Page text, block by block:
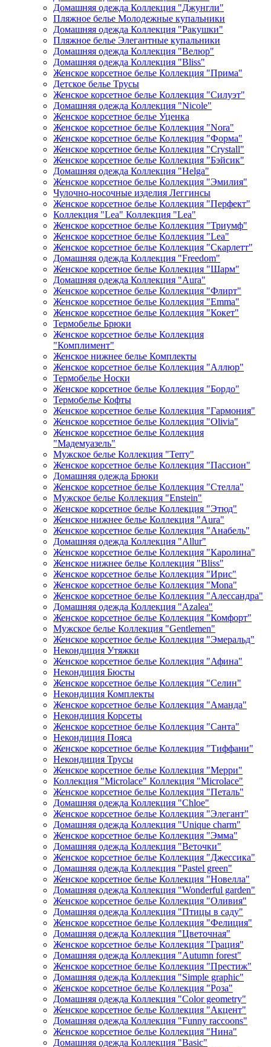
Домашняя одежда Коллекция "Джунгли"
Пляжное белье Молодежные купальники
Домашняя одежда Коллекция "Ракушки"
Пляжное белье Элегантные купальники
Домашняя одежда Коллекция "Велюр"
Домашняя одежда Коллекция "Bliss"
Женское корсетное белье Коллекция "Прима"
Детское белье Трусы
Женское корсетное белье Коллекция "Силуэт"
Домашняя одежда Коллекция "Nicole"
Женское корсетное белье Уценка
Женское корсетное белье Коллекция "Nora"
Женское корсетное белье Коллекция "Форма"
Женское корсетное белье Коллекция "Crystall"
Женское корсетное белье Коллекция "Бэйсик"
Домашняя одежда Коллекция "Helga"
Женское корсетное белье Коллекция "Эмилия"
Чулочно-носочные изделия Леггинсы
Женское корсетное белье Коллекция "Перфект"
Коллекция "Lea" Коллекция "Lea"
Женское корсетное белье Коллекция "Триумф"
Женское корсетное белье Коллекция "Lea"
Женское корсетное белье Коллекция "Скарлетт"
Домашняя одежда Коллекция "Freedom"
Женское корсетное белье Коллекция "Шарм"
Домашняя одежда Коллекция "Aura"
Женское корсетное белье Коллекция "Флирт"
Женское корсетное белье Коллекция "Emma"
Женское корсетное белье Коллекция "Кокет"
Термобелье Брюки
Женское корсетное белье Коллекция
"Комплимент"
Женское нижнее белье Комплекты
Женское корсетное белье Коллекция "Аллюр"
Термобелье Носки
Женское корсетное белье Коллекция "Бордо"
Термобелье Кофты
Женское корсетное белье Коллекция "Гармония"
Женское корсетное белье Коллекция "Olivia"
Женское корсетное белье Коллекция
"Мадемуазель"
Мужское белье Коллекция "Terry"
Женское корсетное белье Коллекция "Пассион"
Домашняя одежда Брюки
Женское корсетное белье Коллекция "Стелла"
Мужское белье Коллекция "Enstein"
Женское корсетное белье Коллекция "Этюд"
Женское нижнее белье Коллекция "Aura"
Женское корсетное белье Коллекция "Анабель"
Домашняя одежда Коллекция "Allur"
Женское корсетное белье Коллекция "Каролина"
Женское нижнее белье Коллекция "Bliss"
Женское корсетное белье Коллекция "Ирис"
Женское корсетное белье Коллекция "Mona"
Женское корсетное белье Коллекция "Алессандра"
Домашняя одежда Коллекция "Azalea"
Женское корсетное белье Коллекция "Комфорт"
Мужское белье Коллекция "Gentlemen"
Женское корсетное белье Коллекция "Эмеральд"
Некондиция Утяжки
Женское корсетное белье Коллекция "Афина"
Некондиция Бюсты
Женское корсетное белье Коллекция "Селин"
Некондиция Комплекты
Женское корсетное белье Коллекция "Аманда"
Некондиция Корсеты
Женское корсетное белье Коллекция "Санта"
Некондиция Пояса
Женское корсетное белье Коллекция "Тиффани"
Некондиция Трусы
Женское корсетное белье Коллекция "Мерри"
Коллекция "Microlace" Коллекция "Microlace"
Женское корсетное белье Коллекция "Петаль"
Домашняя одежда Коллекция "Chloe"
Женское корсетное белье Коллекция "Элегант"
Домашняя одежда Коллекция "Unique charm"
Женское корсетное белье Коллекция "Эмма"
Домашняя одежда Коллекция "Веточки"
Женское корсетное белье Коллекция "Джессика"
Домашняя одежда Коллекция "Pastel green"
Женское корсетное белье Коллекция "Новелла"
Домашняя одежда Коллекция "Wonderful garden"
Женское корсетное белье Коллекция "Оливия"
Домашняя одежда Коллекция "Птицы в саду"
Женское корсетное белье Коллекция "Фелиция"
Домашняя одежда Коллекция "Цветочная"
Женское корсетное белье Коллекция "Грация"
Домашняя одежда Коллекция "Autumn forest"
Женское корсетное белье Коллекция "Престиж"
Домашняя одежда Коллекция "Simple graphic"
Женское корсетное белье Коллекция "Роза"
Домашняя одежда Коллекция "Color geometry"
Женское корсетное белье Коллекция "Акцент"
Домашняя одежда Коллекция "Funny raccoons"
Женское корсетное белье Коллекция "Нина"
Домашняя одежда Коллекция "Basic"